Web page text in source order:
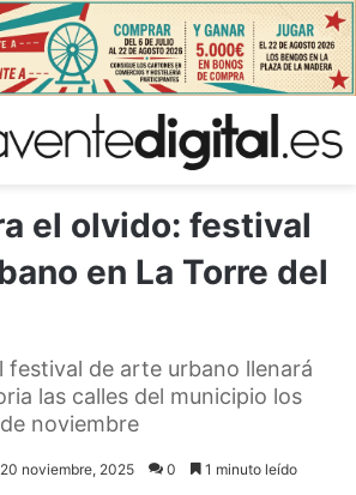
el olvido: festival
en La Torre del
festival de arte urbano llenará
las calles del municipio los
noviembre
20 noviembre, 2025 0 1 minuto leído